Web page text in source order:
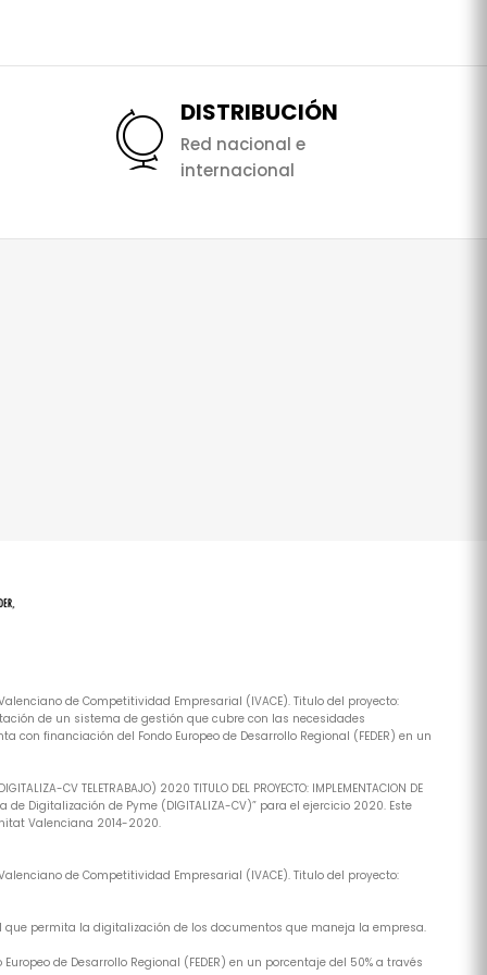
DISTRIBUCIÓN
Red nacional e
internacional
de Competitividad Empresarial (IVACE). Titulo del proyecto:
de un sistema de gestión que cubre con las necesidades
financiación del Fondo Europeo de Desarrollo Regional (FEDER) en un
CV TELETRABAJO) 2020 TITULO DEL PROYECTO: IMPLEMENTACION DE
de Digitalización de Pyme (DIGITALIZA-CV)” para el ejercicio 2020. Este
Valenciana 2014-2020.
de Competitividad Empresarial (IVACE). Titulo del proyecto:
permita la digitalización de los documentos que maneja la empresa.
de Desarrollo Regional (FEDER) en un porcentaje del 50% a través